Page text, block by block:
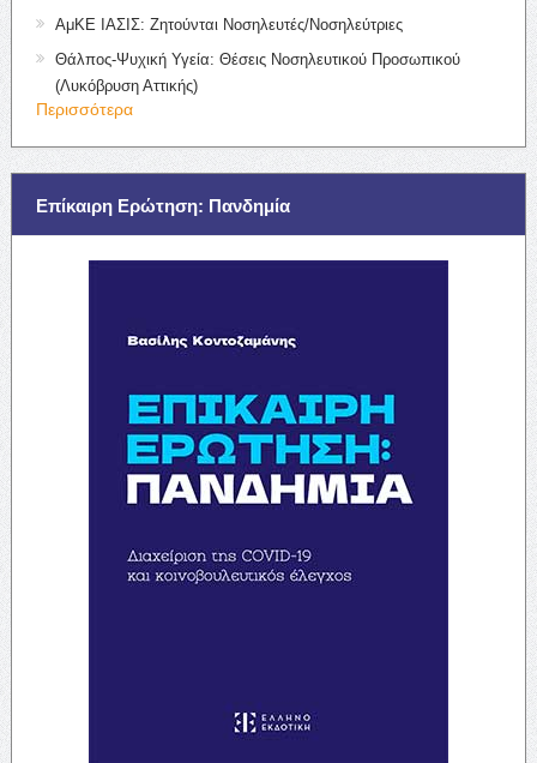
ΑμΚΕ ΙΑΣΙΣ: Ζητούνται Νοσηλευτές/Νοσηλεύτριες
Θάλπος-Ψυχική Υγεία: Θέσεις Νοσηλευτικού Προσωπικού
(Λυκόβρυση Αττικής)
Περισσότερα
Επίκαιρη Ερώτηση: Πανδημία